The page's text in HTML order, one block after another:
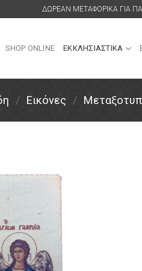
ΔΩΡΕΑΝ ΜΕΤΑΦΟΡΙΚΑ ΓΙΑ
SHOP ONLINE ΕΚΚΛΗΣΙΑΣΤΙΚΑ
/ Εικόνες /